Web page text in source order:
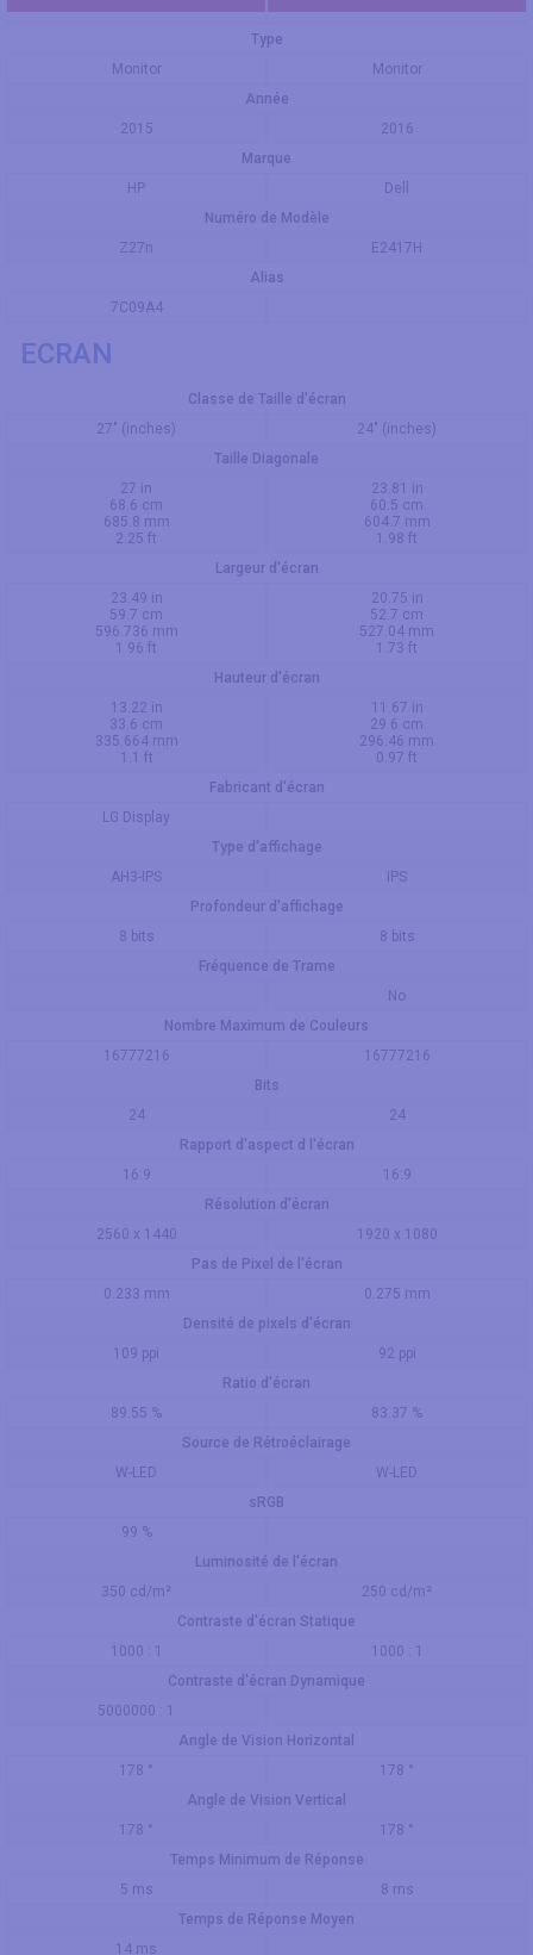
Type
Monitor
Monitor
Année
2015
2016
Marque
HP
Dell
Numéro de Modèle
Z27n
E2417H
Alias
7C09A4
ECRAN
Classe de Taille d'écran
27" (inches)
24" (inches)
Taille Diagonale
27 in
68.6 cm
685.8 mm
2.25 ft
23.81 in
60.5 cm
604.7 mm
1.98 ft
Largeur d'écran
23.49 in
59.7 cm
596.736 mm
1.96 ft
20.75 in
52.7 cm
527.04 mm
1.73 ft
Hauteur d'écran
13.22 in
33.6 cm
335.664 mm
1.1 ft
11.67 in
29.6 cm
296.46 mm
0.97 ft
Fabricant d'écran
LG Display
Type d'affichage
AH3-IPS
IPS
Profondeur d'affichage
8 bits
8 bits
Fréquence de Trame
No
Nombre Maximum de Couleurs
16777216
16777216
Bits
24
24
Rapport d'aspect d l'écran
16:9
16:9
Résolution d'écran
2560 x 1440
1920 x 1080
Pas de Pixel de l'écran
0.233 mm
0.275 mm
Densité de pixels d'écran
109 ppi
92 ppi
Ratio d'écran
89.55 %
83.37 %
Source de Rétroéclairage
W-LED
W-LED
sRGB
99 %
Luminosité de l'écran
350 cd/m²
250 cd/m²
Contraste d'écran Statique
1000 : 1
1000 : 1
Contraste d'écran Dynamique
5000000 : 1
Angle de Vision Horizontal
178 °
178 °
Angle de Vision Vertical
178 °
178 °
Temps Minimum de Réponse
5 ms
8 ms
Temps de Réponse Moyen
14 ms